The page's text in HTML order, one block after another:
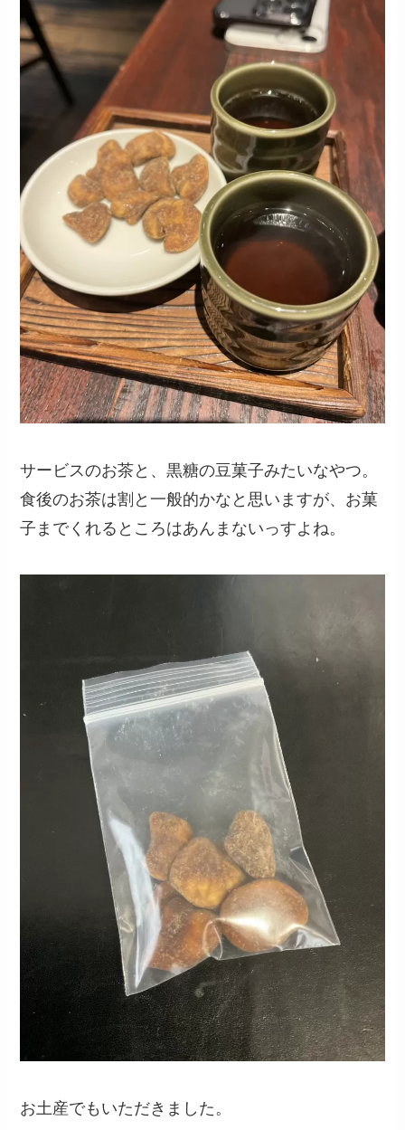
サービスのお茶と、黒糖の豆菓子みたいなやつ。
食後のお茶は割と一般的かなと思いますが、お菓
子までくれるところはあんまないっすよね。
お土産でもいただきました。